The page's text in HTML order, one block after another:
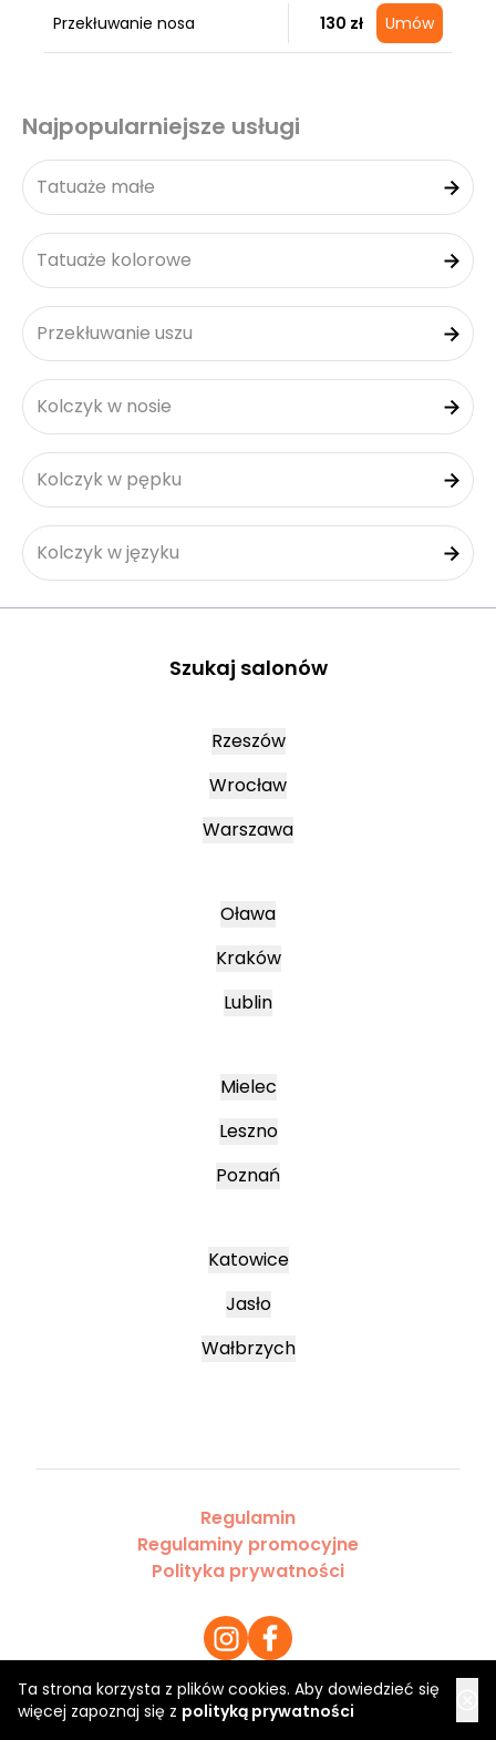
Ta strona korzysta z plików cookies. Aby dowiedzieć się
więcej zapoznaj się z polityką prywatności
Przekłuwanie nosa 130 zł Umów
Najpopularniejsze usługi
Tatuaże małe
Tatuaże kolorowe
Przekłuwanie uszu
Kolczyk w nosie
Kolczyk w pępku
Kolczyk w języku
Szukaj salonów
Rzeszów
Wrocław
Warszawa
Oława
Kraków
Lublin
Mielec
Leszno
Poznań
Katowice
Jasło
Wałbrzych
Regulamin
Regulaminy promocyjne
Polityka prywatności
Copyright 2026 Saloner Sp. z o.o.